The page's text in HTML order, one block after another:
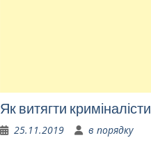
Як витягти
25.11.2019 в порядку